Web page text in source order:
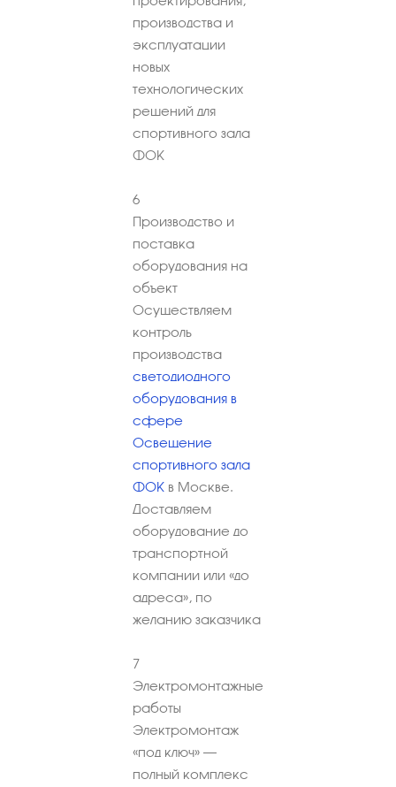
производства и
эксплуатации
новых
технологических
решений для
спортивного зала
ФОК
6
Производство и
поставка
оборудования на
объект
Осуществляем
контроль
производства
светодиодного
оборудования в
сфере
Освещение
спортивного зала
ФОК в Москве.
Доставляем
оборудование до
транспортной
компании или «до
адреса», по
желанию заказчика
7
Электромонтажные
работы
Электромонтаж
«под ключ» –
полный комплекс